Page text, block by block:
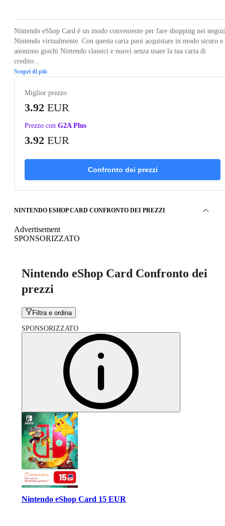
Nintendo eShop Card è un modo conveniente per fare shopping nei
Nintendo virtualmente. Con questa carta puoi acquistare in modo sicuro e
anonimo giochi Nintendo classici e nuovi senza usare la tua carta di
credito...
Scopri di più
Miglior prezzo
3.92 EUR
Prezzo con G2A Plus
3.92 EUR
Confronto dei prezzi
NINTENDO ESHOP CARD CONFRONTO DEI PREZZI
Advertisement
SPONSORIZZATO
Nintendo eShop Card Confronto dei
prezzi
Filtra e ordina
SPONSORIZZATO
Nintendo eShop Card 15 EUR